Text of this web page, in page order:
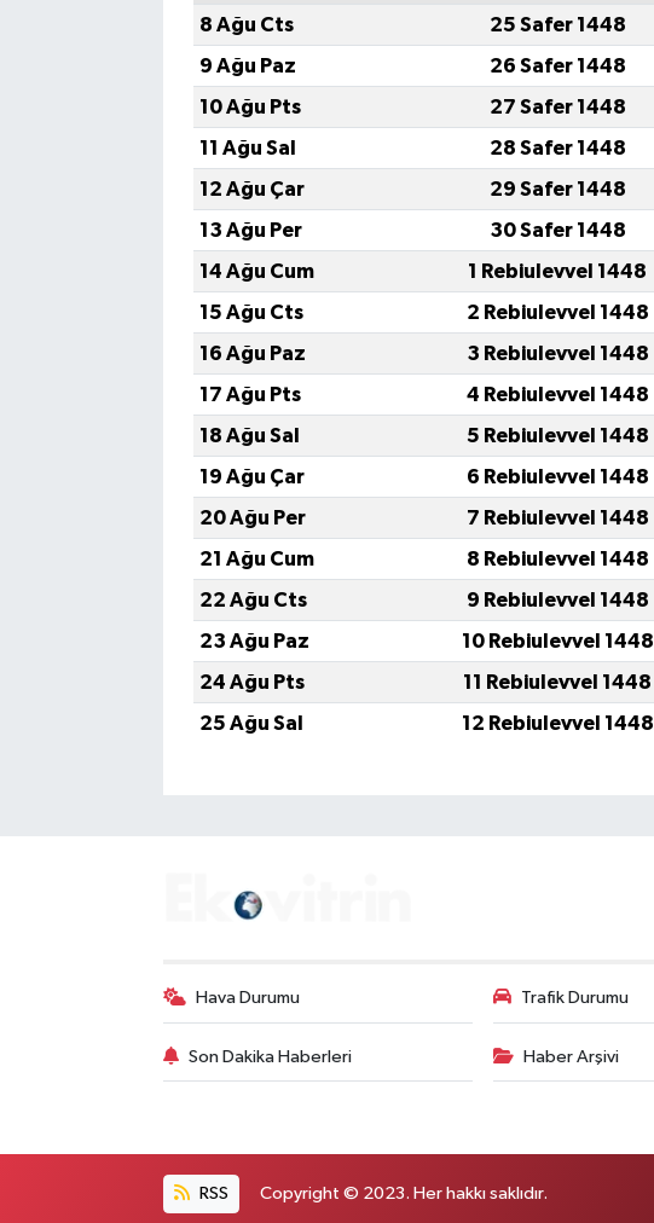
8 Ağu Cts
25 Safer 1448
9 Ağu Paz
26 Safer 1448
10 Ağu Pts
27 Safer 1448
11 Ağu Sal
28 Safer 1448
12 Ağu Çar
29 Safer 1448
13 Ağu Per
30 Safer 1448
14 Ağu Cum
1 Rebiulevvel 1448
15 Ağu Cts
2 Rebiulevvel 1448
16 Ağu Paz
3 Rebiulevvel 1448
17 Ağu Pts
4 Rebiulevvel 1448
18 Ağu Sal
5 Rebiulevvel 1448
19 Ağu Çar
6 Rebiulevvel 1448
20 Ağu Per
7 Rebiulevvel 1448
21 Ağu Cum
8 Rebiulevvel 1448
22 Ağu Cts
9 Rebiulevvel 1448
23 Ağu Paz
10 Rebiulevvel 1448
24 Ağu Pts
11 Rebiulevvel 1448
25 Ağu Sal
12 Rebiulevvel 1448
Hava Durumu Trafik Durumu
Son Dakika Haberleri Haber Arşivi
RSS Copyright © 2023. Her hakkı saklıdır.